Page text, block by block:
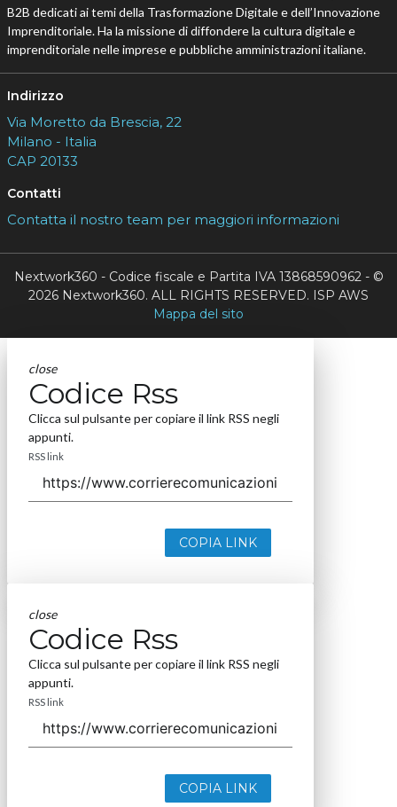
B2B dedicati ai temi della Trasformazione Digitale e dell’Innovazione
Imprenditoriale. Ha la missione di diffondere la cultura digitale e
imprenditoriale nelle imprese e pubbliche amministrazioni italiane.
Indirizzo
Via Moretto da Brescia, 22
Milano - Italia
CAP 20133
Contatti
Contatta il nostro team per maggiori informazioni
Nextwork360 - Codice fiscale e Partita IVA 13868590962 - ©
2026 Nextwork360. ALL RIGHTS RESERVED. ISP AWS
Mappa del sito
close
Codice Rss
Clicca sul pulsante per copiare il link RSS negli
appunti.
RSS link
COPIA LINK
close
Codice Rss
Clicca sul pulsante per copiare il link RSS negli
appunti.
RSS link
COPIA LINK